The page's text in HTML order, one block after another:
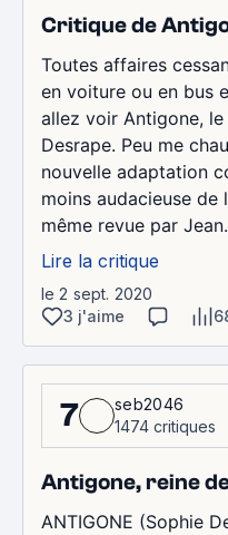
Critique de
Toutes affaires
en voiture ou en bus
allez voir Antigone,
Desrape. Peu me
nouvelle adaptation
moins audacieuse
même revue par
Lire la critique
le 2 sept. 2020
3 j'aime
7
seb2046
1474 critiques
Antigone, reine
ANTIGONE (Sophie